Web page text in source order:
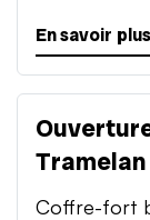
En savoir
Tramelan
Coffre-fort